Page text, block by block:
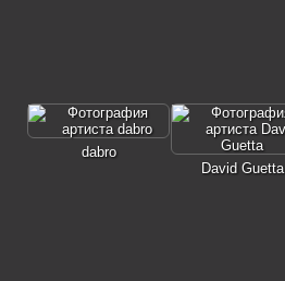
dabro
David Guetta